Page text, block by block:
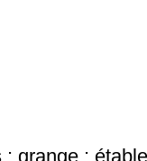
grange ;